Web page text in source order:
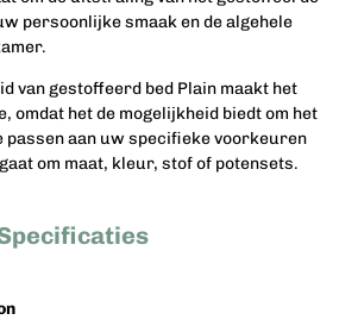
persoonlijke smaak en de algehele
van gestoffeerd bed Plain maakt het
omdat het de mogelijkheid biedt om het
passen aan uw specifieke voorkeuren
om maat, kleur, stof of potensets.